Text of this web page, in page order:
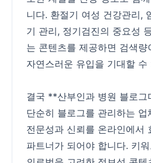
니다. 환절기 여성 건강관리,
기 관리, 정기검진의 중요성
는 콘텐츠를 제공하면 검색량
자연스러운 유입을 기대할 수
결국 **산부인과 병원 블로
단순히 블로그를 관리하는 업
전문성과 신뢰를 온라인에서
파트너가 되어야 합니다. 키